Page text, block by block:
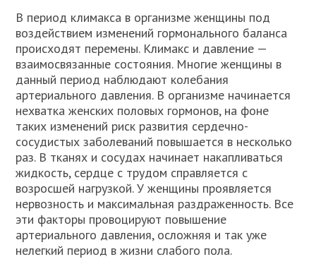
В период климакса в организме женщины под
воздействием изменений гормонального баланса
происходят перемены. Климакс и давление —
взаимосвязанные состояния. Многие женщины в
данный период наблюдают колебания
артериального давления. В организме начинается
нехватка женских половых гормонов, на фоне
таких изменений риск развития сердечно-
сосудистых заболеваний повышается в несколько
раз. В тканях и сосудах начинает накапливаться
жидкость, сердце с трудом справляется с
возросшей нагрузкой. У женщины проявляется
нервозность и максимальная раздраженность. Все
эти факторы провоцируют повышение
артериального давления, осложняя и так уже
нелегкий период в жизни слабого пола.